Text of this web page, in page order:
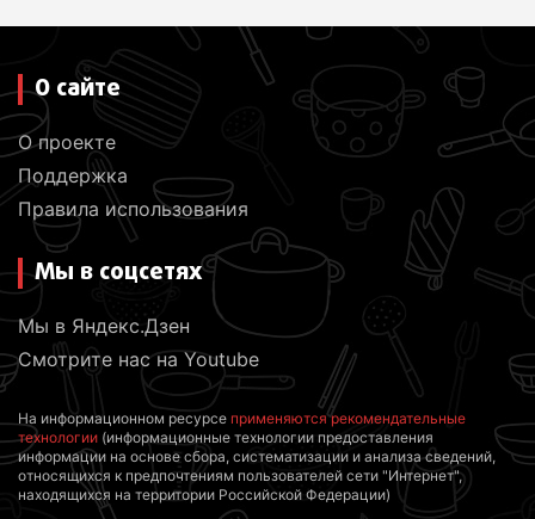
О сайте
О проекте
Поддержка
Правила использования
Мы в соцсетях
Мы в Яндекс.Дзен
Смотрите нас на Youtube
На информационном ресурсе применяются рекомендательные
технологии (информационные технологии предоставления
информации на основе сбора, систематизации и анализа сведений,
относящихся к предпочтениям пользователей сети "Интернет",
находящихся на территории Российской Федерации)